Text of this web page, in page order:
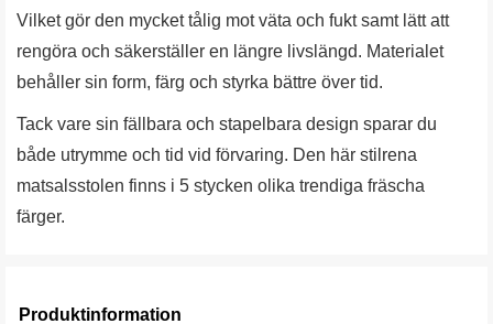
Vilket gör den mycket tålig mot väta och fukt samt lätt att
rengöra och säkerställer en längre livslängd. Materialet
behåller sin form, färg och styrka bättre över tid.
Tack vare sin fällbara och stapelbara design sparar du
både utrymme och tid vid förvaring. Den här stilrena
matsalsstolen finns i 5 stycken olika trendiga fräscha
färger.
Produktinformation